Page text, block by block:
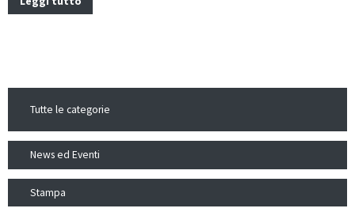
Tutte le categorie
News ed Eventi
Stampa